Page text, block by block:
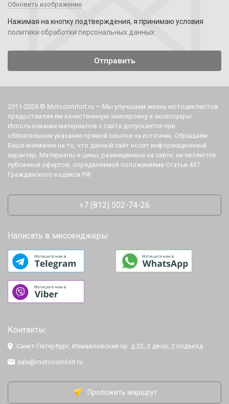
Обновить изображение
Нажимая на кнопку подтверждения, я принимаю условия
политики обработки персональных данных
2011-2026 © Motocomfort.ru — Мы улучшаем жизнь мотоциклистов
предоставляя им качественную экипировку и аксессуары.
Использование материалов с сайта допускается при
обязательном указании прямой ссылки на источник. Обращаем
Ваше внимание на то, что данный сайт носит информационный
характер. Материалы и цены, размещенные на сайте, не являются
публичной офертой, определяемой положениями Статьи 437
Гражданского кодекса РФ.
+7 (812) 502-74-26
Написать в мессенджеры:
Контакты:
Санкт-Петербург, Измайловский пр. д.22, 3 двор, 2 подъезд
sale@motocomfort.ru
Проложить маршрут